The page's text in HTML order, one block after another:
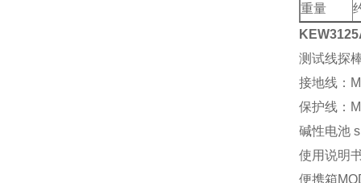
重量
测试线探
接地线：
保护线：
碱性电池
使用说明
便携箱